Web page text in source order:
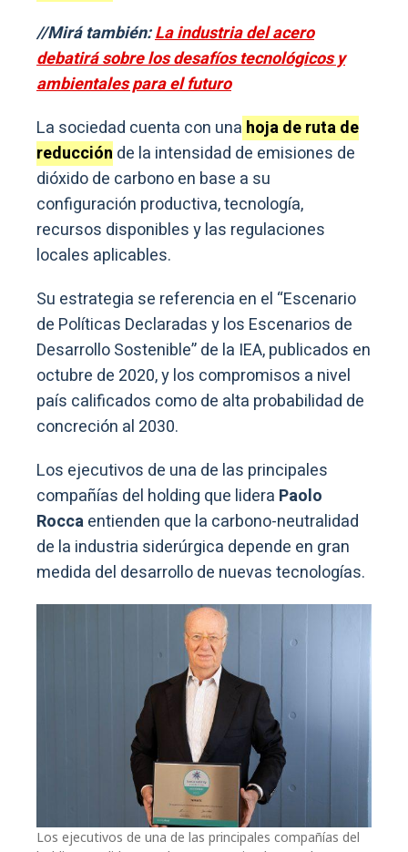
//Mirá también:La industria del acero
debatirá sobre los desafíos tecnológicos y
ambientales para el futuro
La sociedad cuenta con una hoja de ruta de
reducción de la intensidad de emisiones de
dióxido de carbono en base a su
configuración productiva, tecnología,
recursos disponibles y las regulaciones
locales aplicables.
Su estrategia se referencia en el “Escenario
de Políticas Declaradas y los Escenarios de
Desarrollo Sostenible” de la IEA, publicados en
octubre de 2020, y los compromisos a nivel
país calificados como de alta probabilidad de
concreción al 2030.
Los ejecutivos de una de las principales
compañías del holding que lidera Paolo
Roccaentienden que la carbono-neutralidad
de la industria siderúrgica depende en gran
medida del desarrollo de nuevas tecnologías.
Los ejecutivos de una de las principales compañías del